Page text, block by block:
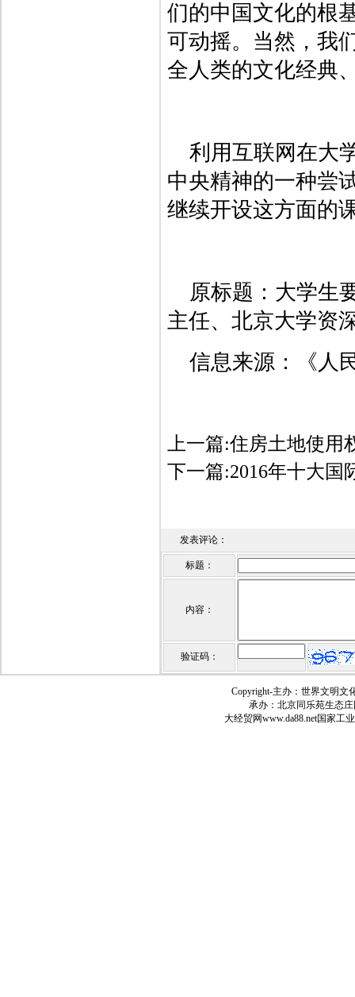
们的中国文化的根
可动摇。当然，我
全人类的文化经典
利用互联网在大
中央精神的一种尝
继续开设这方面的
原标题：大学生
主任、北京大学资
信息来源：
《人
上一篇:住房土地使用
下一篇:2016年十大国
发表评论：
标题：
内容：
验证码：
Copyright-主办：世界文明文
承办：北京同乐苑生态
大经贸网www.da88.net国家工